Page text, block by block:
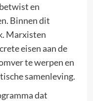
en
Binnen dit
Marxisten
eisen aan de
te werpen en
samenleving.
dat